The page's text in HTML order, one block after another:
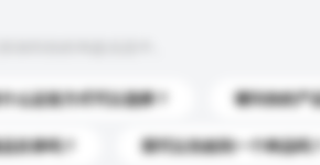
么运送方式可以选择？ 请问你的产
目录吗？ 我可以先收到一个样品吗？